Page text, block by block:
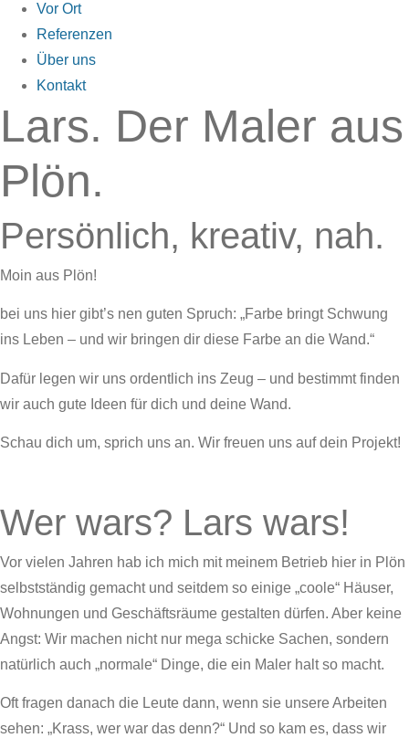
Vor Ort
Referenzen
Über uns
Kontakt
Lars. Der Maler aus
Plön.
Persönlich, kreativ, nah.
Moin aus Plön!
bei uns hier gibt’s nen guten Spruch: „Farbe bringt Schwung
ins Leben – und wir bringen dir diese Farbe an die Wand.“
Dafür legen wir uns ordentlich ins Zeug – und bestimmt finden
wir auch gute Ideen für dich und deine Wand.
Schau dich um, sprich uns an. Wir freuen uns auf dein Projekt!
Wer wars? Lars wars!
Vor vielen Jahren hab ich mich mit meinem Betrieb hier in Plön
selbstständig gemacht und seitdem so einige „coole“ Häuser,
Wohnungen und Geschäftsräume gestalten dürfen. Aber keine
Angst: Wir machen nicht nur mega schicke Sachen, sondern
natürlich auch „normale“ Dinge, die ein Maler halt so macht.
Oft fragen danach die Leute dann, wenn sie unsere Arbeiten
sehen: „Krass, wer war das denn?“ Und so kam es, dass wir